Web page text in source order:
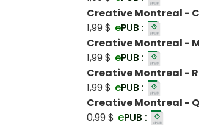
Creative Montreal -
1,99 $ ePUB :
Creative Montreal -
1,99 $ ePUB :
Creative Montreal -
1,99 $ ePUB :
Creative Montreal -
0,99 $ ePUB :